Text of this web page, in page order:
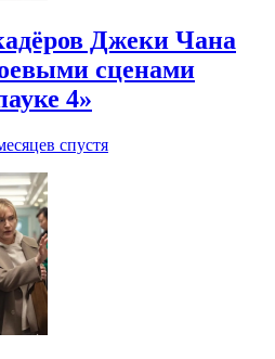
Джеки Чана
сценами
4»
спустя